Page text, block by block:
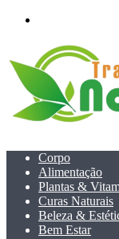
Corpo
Alimentação
Plantas &
Curas Naturais
Beleza &
Bem Estar